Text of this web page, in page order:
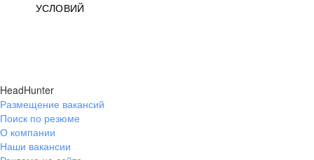
УСЛОВИЙ
HeadHunter
Размещение вакансий
Поиск по резюме
О компании
Наши вакансии